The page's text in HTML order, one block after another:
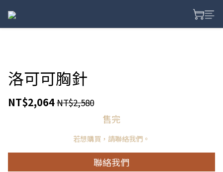
洛可可胸針
NT$2,064NT$2,580
售完
若想購買，請聯絡我們。
聯絡我們